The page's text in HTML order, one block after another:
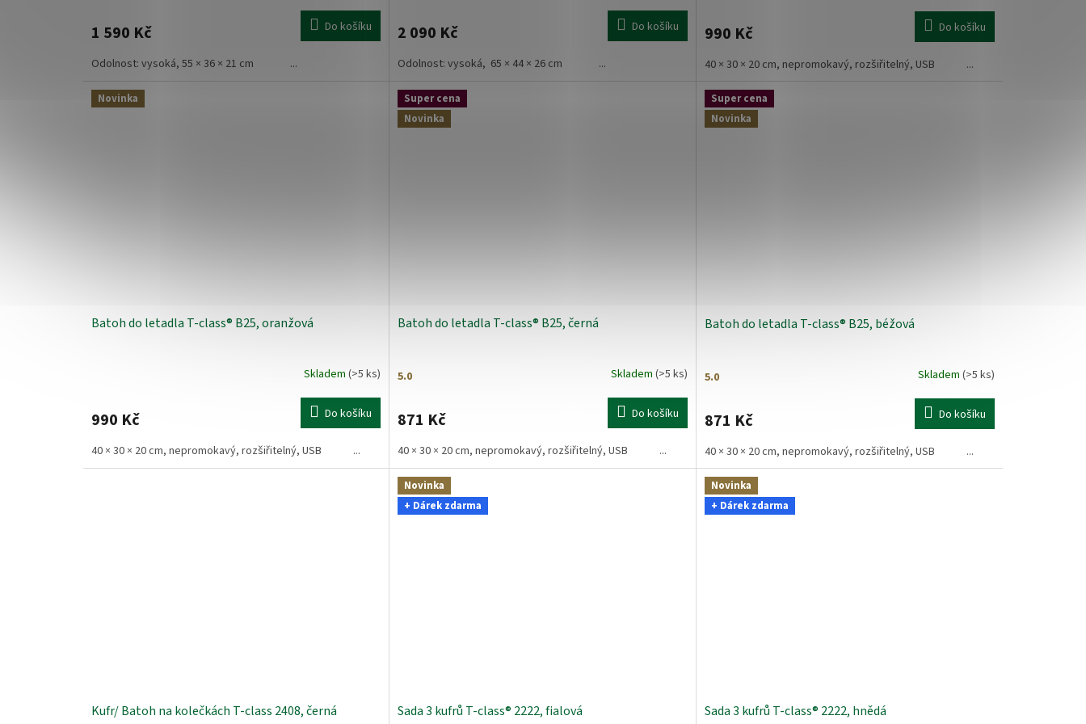
1 590 Kč Do košíku
Odolnost: vysoká, 55 × 36 × 21 cm ...
2 090 Kč Do košíku
Odolnost: vysoká, 65 × 44 × 26 cm ...
990 Kč Do košíku
40 × 30 × 20 cm, nepromokavý, rozšiřitelný, USB ...
Novinka
Batoh do letadla T-class® B25, oranžová
Skladem(>5 ks)
990 Kč Do košíku
40 × 30 × 20 cm, nepromokavý, rozšiřitelný, USB ...
Super cena
Novinka
Batoh do letadla T-class® B25, černá
Průměrné
je
z
5
hvězdiček.
Skladem (>5 ks)
871 Kč Do košíku
40 × 30 × 20 cm, nepromokavý, rozšiřitelný, USB ...
Super cena
Novinka
Batoh do letadla T-class® B25, béžová
Průměrné
je
z
5
hvězdiček.
Skladem (>5 ks)
871 Kč Do košíku
40 × 30 × 20 cm, nepromokavý, rozšiřitelný, USB ...
Kufr/ Batoh na kolečkách T-class 2408, černá
Novinka
+ Dárek zdarma
Sada 3 kufrů T-class® 2222, fialová
Novinka
+ Dárek zdarma
Sada 3 kufrů T-class® 2222, hnědá